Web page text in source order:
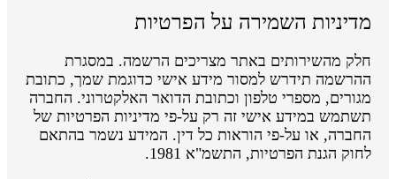
מדיניות השמירה על הפרטיות
חלק מהשירותים באתר מצריכים הרשמה. במסגרת
ההרשמה תידרש למסור מידע אישי כדוגמת שמך, כתובת
מגורים, מספרי טלפון וכתובת הדואר האלקטרוני. החברה
תשתמש במידע אישי זה רק על-פי מדיניות הפרטיות של
החברה, או על-פי הוראות כל דין. המידע נשמר בהתאם
לחוק הגנת הפרטיות, התשמ"א 1981.